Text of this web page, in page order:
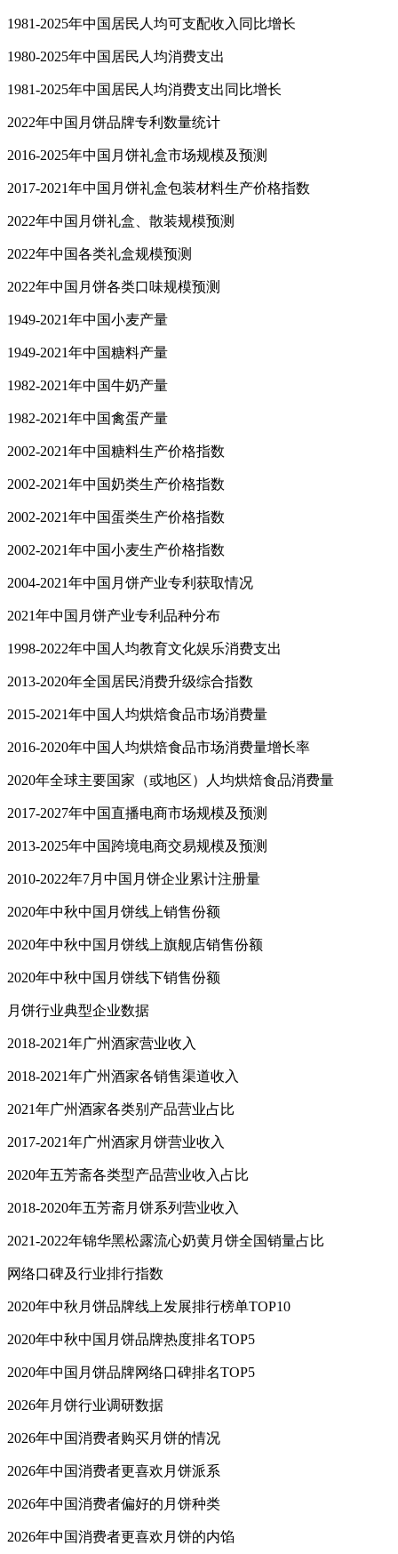
1981-2025年中国居民人均可支配收入同比增长
1980-2025年中国居民人均消费支出
1981-2025年中国居民人均消费支出同比增长
2022年中国月饼品牌专利数量统计
2016-2025年中国月饼礼盒市场规模及预测
2017-2021年中国月饼礼盒包装材料生产价格指数
2022年中国月饼礼盒、散装规模预测
2022年中国各类礼盒规模预测
2022年中国月饼各类口味规模预测
1949-2021年中国小麦产量
1949-2021年中国糖料产量
1982-2021年中国牛奶产量
1982-2021年中国禽蛋产量
2002-2021年中国糖料生产价格指数
2002-2021年中国奶类生产价格指数
2002-2021年中国蛋类生产价格指数
2002-2021年中国小麦生产价格指数
2004-2021年中国月饼产业专利获取情况
2021年中国月饼产业专利品种分布
1998-2022年中国人均教育文化娱乐消费支出
2013-2020年全国居民消费升级综合指数
2015-2021年中国人均烘焙食品市场消费量
2016-2020年中国人均烘焙食品市场消费量增长率
2020年全球主要国家（或地区）人均烘焙食品消费量
2017-2027年中国直播电商市场规模及预测
2013-2025年中国跨境电商交易规模及预测
2010-2022年7月中国月饼企业累计注册量
2020年中秋中国月饼线上销售份额
2020年中秋中国月饼线上旗舰店销售份额
2020年中秋中国月饼线下销售份额
月饼行业典型企业数据
2018-2021年广州酒家营业收入
2018-2021年广州酒家各销售渠道收入
2021年广州酒家各类别产品营业占比
2017-2021年广州酒家月饼营业收入
2020年五芳斋各类型产品营业收入占比
2018-2020年五芳斋月饼系列营业收入
2021-2022年锦华黑松露流心奶黄月饼全国销量占比
网络口碑及行业排行指数
2020年中秋月饼品牌线上发展排行榜单TOP10
2020年中秋中国月饼品牌热度排名TOP5
2020年中国月饼品牌网络口碑排名TOP5
2026年月饼行业调研数据
2026年中国消费者购买月饼的情况
2026年中国消费者更喜欢月饼派系
2026年中国消费者偏好的月饼种类
2026年中国消费者更喜欢月饼的内馅